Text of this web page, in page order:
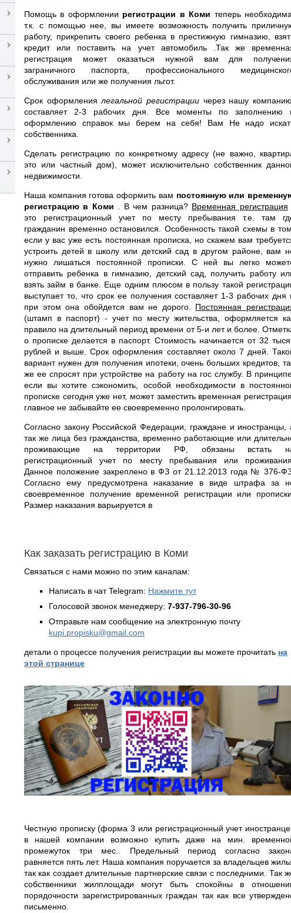
Помощь в оформлении регистрации в Коми теперь необходима,
т.к. с помощью нее, вы имеете возможность получить
работу, прикрепить своего ребенка в престижную гимназию,
кредит или поставить на учет автомобиль .Так же
регистрация может оказаться нужной вам для
заграничного паспорта, профессионального
обслуживания или же получения льгот.
Срок оформлениялегальной регистрации через нашу компанию,
составляет 2-3 рабочих дня. Все моменты по заполнению
оформлению справок мы берем на себя! Вам Не надо
собственника.
Сделать регистрацию по конкретному адресу (не важно,
это или частный дом), может исключительно собственник
недвижимости.
Наша компания готова оформить вам постоянную или
регистрацию в Коми
. В чем разница? Временная регистрация
это регистрационный учет по месту пребывания т.е. там
гражданин временно остановился. Особенность такой схемы в том,
если у вас уже есть постоянная прописка, но скажем вам
устроить детей в школу или детский сад в другом районе, вам
нужно лишаться постоянной прописки. С ней вы легко
отправить ребенка в гимназию, детский сад, получить работу
взять займ в банке. Еще одним плюсом в пользу такой
выступает то, что срок ее получения составляет 1-3 рабочих дня
при этом она обойдется вам не дорого. Постоянная
(штамп в паспорт) - учет по месту жительства, оформляется
правило на длительный период времени от 5-и лет и более.
о прописке делается в паспорт. Стоимость начинается от 32
рублей и выше. Срок оформления составляет около 7 дней.
вариант нужен для получения ипотеки, очень больших кредитов,
же ее спросят при устройстве на работу на гос службу. В
если вы хотите сэкономить, особой необходимости в
прописке сегодня уже нет, может заместить временная регистрация,
главное не забывайте ее своевременно пролонгировать.
Согласно закону Российской Федерации, граждане и иностранцы,
так же лица без гражданства, временно работающие или
проживающие на территории РФ, обязаны встать
регистрационный учет по месту пребывания или проживания.
Данное положение закреплено в ФЗ от 21.12.2013 года № 376-
Согласно ему предусмотрена наказание в виде штрафа за
своевременное получение временной регистрации или прописки.
Размер наказания варьируется в
Как заказать регистрацию в Коми
Связаться с нами можно по этим каналам:
Написать в чат Telegram: Нажмите тут
Голосовой звонок менеджеру: 7-937-796-30-96
Отправьте нам сообщение на электронную почту
kupi.propisku@gmail.com
детали о процессе получения регистрации вы можете прочитать на
этой странице
Честную прописку (форма 3 или регистрационный учет
в нашей компании возможно купить даже на мин.
промежуток три мес.. Предельный период согласно
равняется пять лет. Наша компания поручается за владельцев
так как создает длительные партнерские связи с последними. Так
собственники жилплощади могут быть спокойны в
порядочности зарегистрированных граждан так как все
письменно.